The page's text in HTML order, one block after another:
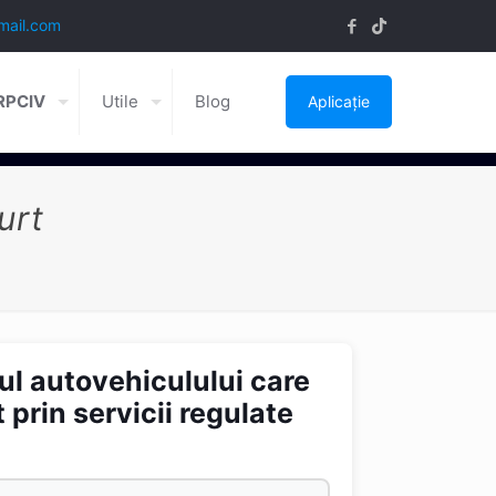
Utile Blog Aplicație
autovehiculului care
prin servicii regulate